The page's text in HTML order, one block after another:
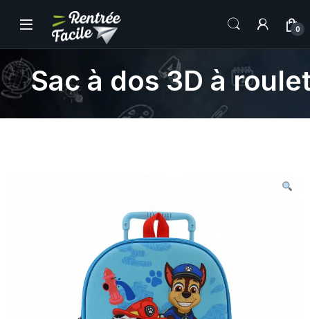
0
Sac à dos 3D à